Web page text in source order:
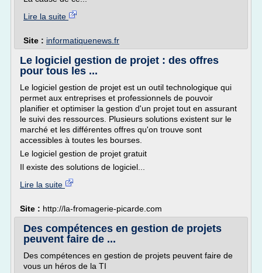
Lire la suite
Site : informatiquenews.fr
Le logiciel gestion de projet : des offres
pour tous les ...
Le logiciel gestion de projet est un outil technologique qui
permet aux entreprises et professionnels de pouvoir
planifier et optimiser la gestion d'un projet tout en assurant
le suivi des ressources. Plusieurs solutions existent sur le
marché et les différentes offres qu'on trouve sont
accessibles à toutes les bourses.
Le logiciel gestion de projet gratuit
Il existe des solutions de logiciel...
Lire la suite
Site : http://la-fromagerie-picarde.com
Des compétences en gestion de projets
peuvent faire de ...
Des compétences en gestion de projets peuvent faire de
vous un héros de la TI